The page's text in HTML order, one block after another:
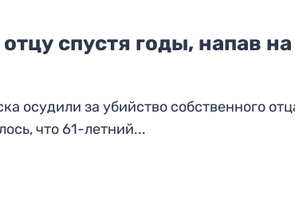
спустя годы, напав на
осудили за убийство собственного
что 61-летний...